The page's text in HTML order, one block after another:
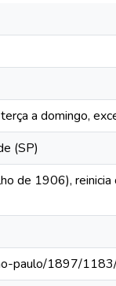
a domingo,
(SP)
de 1906), reinicia
paulo/1897/